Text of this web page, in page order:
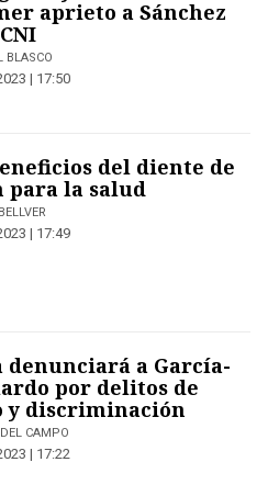
aprieto a Sánchez
BLASCO
| 17:50
del diente de
para la salud
| 17:49
denunciará a García-
por delitos de
y discriminación
CAMPO
| 17:22